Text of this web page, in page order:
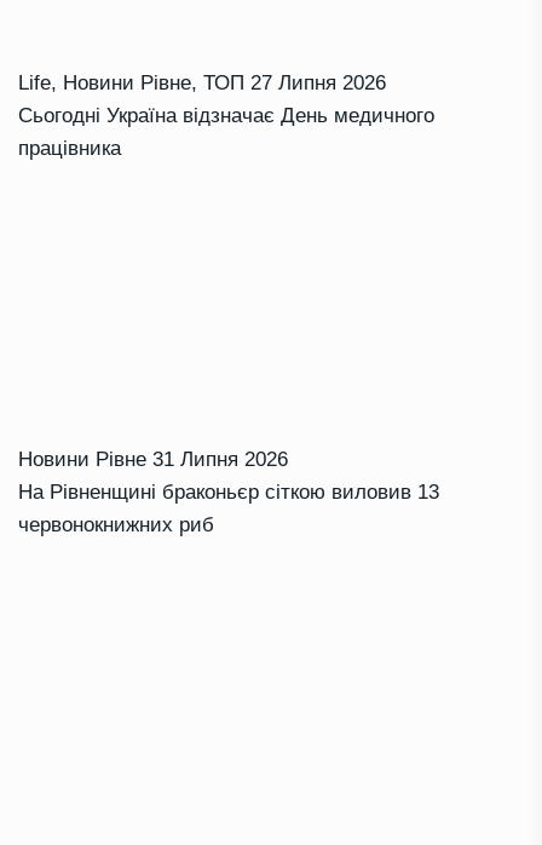
Life, Новини Рівне, ТОП 27 Липня 2026
Сьогодні Україна відзначає День медичного
працівника
Новини Рівне 31 Липня 2026
На Рівненщині браконьєр сіткою виловив 13
червонокнижних риб